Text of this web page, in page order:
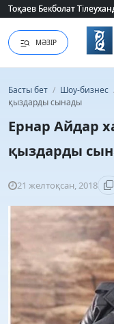
Тоқаев Бекболат
Тоқаев Бекболат
МӘЗІР
Басты бет / Шоу-бизнес
қыздарды сынады
Ернар Айдар
қыздарды
21 желтоқсан, 2018